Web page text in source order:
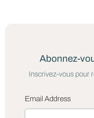
Abonnez-
Inscrivez-vous pour
Email Address